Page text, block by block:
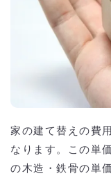
家の建て替えの費
なります。この単
の木造・鉄骨の単